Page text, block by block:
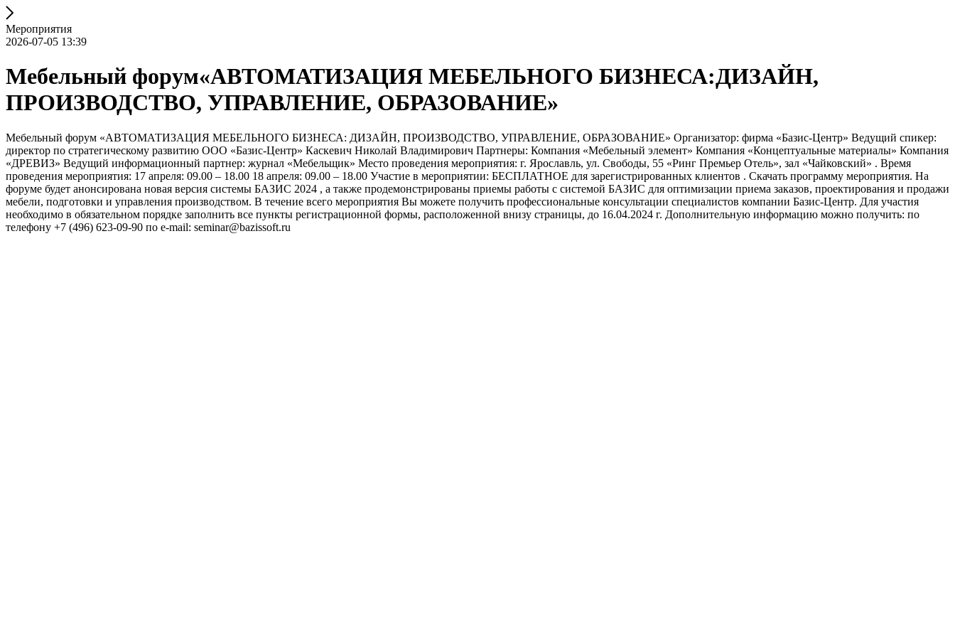
Мероприятия
2026-07-05 13:39
Мебельный форум«АВТОМАТИЗАЦИЯ МЕБЕЛЬНОГО БИЗНЕСА:ДИЗАЙН,
ПРОИЗВОДСТВО, УПРАВЛЕНИЕ, ОБРАЗОВАНИЕ»
Мебельный форум «АВТОМАТИЗАЦИЯ МЕБЕЛЬНОГО БИЗНЕСА: ДИЗАЙН, ПРОИЗВОДСТВО, УПРАВЛЕНИЕ, ОБРАЗОВАНИЕ» Организатор: фирма «Базис-Центр» Ведущий спикер:
директор по стратегическому развитию ООО «Базис-Центр» Каскевич Николай Владимирович Партнеры: Компания «Мебельный элемент» Компания «Концептуальные материалы» Компания
«ДРЕВИЗ» Ведущий информационный партнер: журнал «Мебельщик» Место проведения мероприятия: г. Ярославль, ул. Свободы, 55 «Ринг Премьер Отель», зал «Чайковский» . Время
проведения мероприятия: 17 апреля: 09.00 – 18.00 18 апреля: 09.00 – 18.00 Участие в мероприятии: БЕСПЛАТНОЕ для зарегистрированных клиентов . Скачать программу мероприятия. На
форуме будет анонсирована новая версия системы БАЗИС 2024 , а также продемонстрированы приемы работы с системой БАЗИС для оптимизации приема заказов, проектирования и продажи
мебели, подготовки и управления производством. В течение всего мероприятия Вы можете получить профессиональные консультации специалистов компании Базис-Центр. Для участия
необходимо в обязательном порядке заполнить все пункты регистрационной формы, расположенной внизу страницы, до 16.04.2024 г. Дополнительную информацию можно получить: по
телефону +7 (496) 623-09-90 по e-mail: seminar@bazissoft.ru